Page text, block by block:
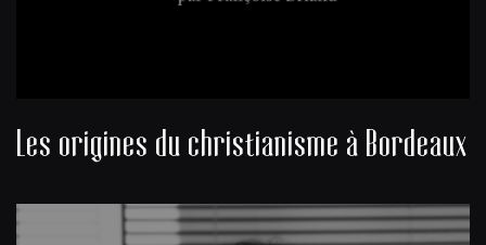
Les origines du christianisme à Bordeaux